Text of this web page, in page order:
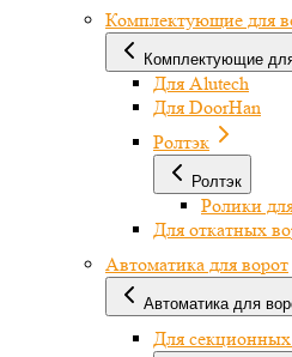
Комплектующие для
Комплектующие
Для Alutech
Для DoorHan
Ролтэк
Ролтэк
Ролики
Для откатных
Автоматика для ворот
Автоматика для
Для